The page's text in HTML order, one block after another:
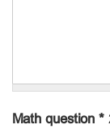
Math question *